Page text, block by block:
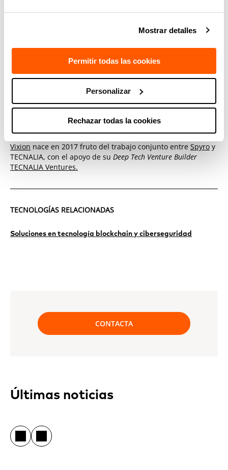
Mostrar detalles
Permitir todas las cookies
Personalizar
Rechazar todas la cookies
Vixion, incluida en la “vendor list” de
Ford
de la máquina-herramienta, poco a poco ha entrado en
otros segmentos industriales, donde sus productos encajan
a la perfección. La multinacional
últimas compañías que ha apostado por Vixion, habiéndola
incluido en su lista de proveedores de confianza.
Vixion nace en 2017 fruto del trabajo conjunto entreSpyro y
TECNALIA, con el apoyo de suDeep Tech Venture Builder
TECNALIA Ventures.
TECNOLOGÍAS RELACIONADAS
Soluciones en tecnología blockchain y ciberseguridad
CONTACTA
Últimas noticias